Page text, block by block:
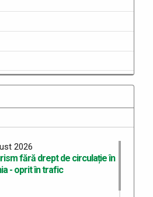
2026
fără drept de circulație în
- oprit în trafic